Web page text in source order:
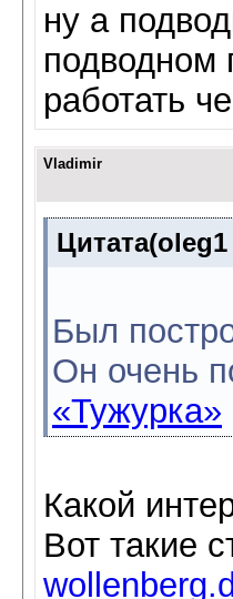
ну а
подводном
работать
Vladimir
Цитата(oleg1
Был
Он очень
«Тужурка»
Какой
Вот такие